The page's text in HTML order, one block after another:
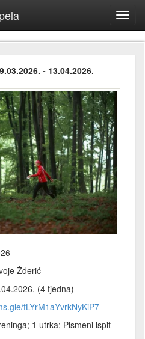
- 13.04.2026.
Žderić
(4 tjedna)
fLYrM1aYvrkNyKiP7
1 utrka; Pismeni ispit